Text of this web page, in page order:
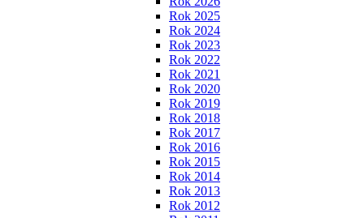
Rok 2025
Rok 2024
Rok 2023
Rok 2022
Rok 2021
Rok 2020
Rok 2019
Rok 2018
Rok 2017
Rok 2016
Rok 2015
Rok 2014
Rok 2013
Rok 2012